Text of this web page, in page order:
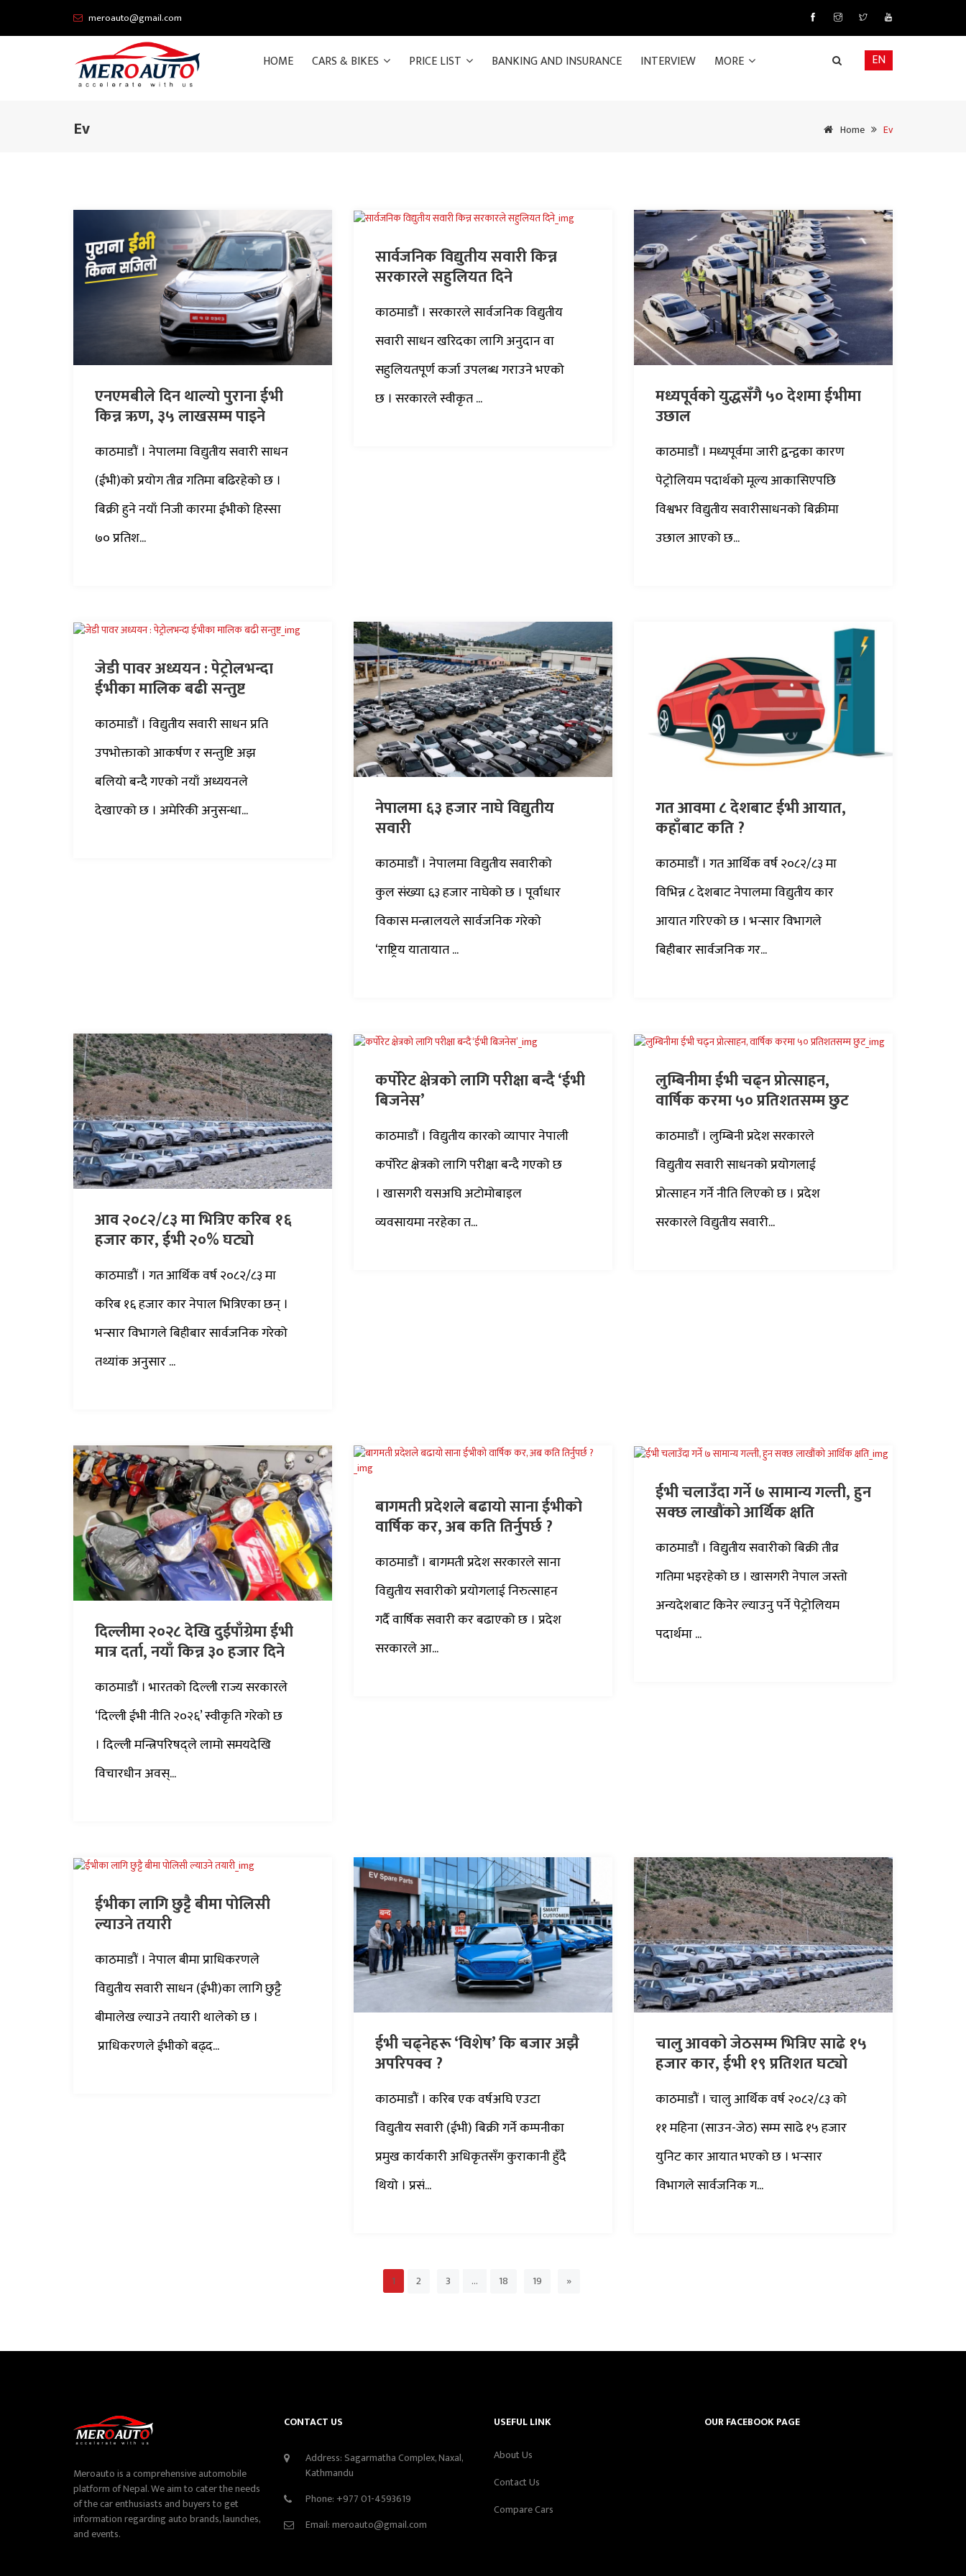
meroauto@gmail.com
HOME CARS & BIKES PRICE LIST BANKING AND INSURANCE INTERVIEW MORE EN
Ev Home Ev
एनएमबीले दिन थाल्यो पुराना ईभी
किन्न ऋण, ३५ लाखसम्म पाइने
काठमाडौं । नेपालमा विद्युतीय सवारी साधन
(ईभी)को प्रयोग तीव्र गतिमा बढिरहेको छ ।
बिक्री हुने नयाँ निजी कारमा ईभीको हिस्सा
७० प्रतिश...
सार्वजनिक विद्युतीय सवारी किन्न
सरकारले सहुलियत दिने
काठमाडौं । सरकारले सार्वजनिक विद्युतीय
सवारी साधन खरिदका लागि अनुदान वा
सहुलियतपूर्ण कर्जा उपलब्ध गराउने भएको
छ । सरकारले स्वीकृत ...
मध्यपूर्वको युद्धसँगै ५० देशमा ईभीमा
उछाल
काठमाडौं । मध्यपूर्वमा जारी द्वन्द्वका कारण
पेट्रोलियम पदार्थको मूल्य आकासिएपछि
विश्वभर विद्युतीय सवारीसाधनको बिक्रीमा
उछाल आएको छ...
जेडी पावर अध्ययन : पेट्रोलभन्दा
ईभीका मालिक बढी सन्तुष्ट
काठमाडौं । विद्युतीय सवारी साधन प्रति
उपभोक्ताको आकर्षण र सन्तुष्टि अझ
बलियो बन्दै गएको नयाँ अध्ययनले
देखाएको छ । अमेरिकी अनुसन्धा...
नेपालमा ६३ हजार नाघे विद्युतीय
सवारी
काठमाडौं । नेपालमा विद्युतीय सवारीको
कुल संख्या ६३ हजार नाघेको छ । पूर्वाधार
विकास मन्त्रालयले सार्वजनिक गरेको
‘राष्ट्रिय यातायात ...
गत आवमा ८ देशबाट ईभी आयात,
कहाँबाट कति ?
काठमाडौं । गत आर्थिक वर्ष २०८२/८३ मा
विभिन्न ८ देशबाट नेपालमा विद्युतीय कार
आयात गरिएको छ । भन्सार विभागले
बिहीबार सार्वजनिक गर...
आव २०८२/८३ मा भित्रिए करिब १६
हजार कार, ईभी २०% घट्यो
काठमाडौं । गत आर्थिक वर्ष २०८२/८३ मा
करिब १६ हजार कार नेपाल भित्रिएका छन् ।
भन्सार विभागले बिहीबार सार्वजनिक गरेको
तथ्यांक अनुसार ...
कर्पोरेट क्षेत्रको लागि परीक्षा बन्दै ‘ईभी
बिजनेस’
काठमाडौं । विद्युतीय कारको व्यापार नेपाली
कर्पोरेट क्षेत्रको लागि परीक्षा बन्दै गएको छ
। खासगरी यसअघि अटोमोबाइल
व्यवसायमा नरहेका त...
लुम्बिनीमा ईभी चढ्न प्रोत्साहन,
वार्षिक करमा ५० प्रतिशतसम्म छुट
काठमाडौं । लुम्बिनी प्रदेश सरकारले
विद्युतीय सवारी साधनको प्रयोगलाई
प्रोत्साहन गर्ने नीति लिएको छ । प्रदेश
सरकारले विद्युतीय सवारी...
दिल्लीमा २०२८ देखि दुईपाँग्रेमा ईभी
मात्र दर्ता, नयाँ किन्न ३० हजार दिने
काठमाडौं । भारतको दिल्ली राज्य सरकारले
‘दिल्ली ईभी नीति २०२६’ स्वीकृति गरेको छ
। दिल्ली मन्त्रिपरिषद्ले लामो समयदेखि
विचारधीन अवस्...
बागमती प्रदेशले बढायो साना ईभीको
वार्षिक कर, अब कति तिर्नुपर्छ ?
काठमाडौं । बागमती प्रदेश सरकारले साना
विद्युतीय सवारीको प्रयोगलाई निरुत्साहन
गर्दै वार्षिक सवारी कर बढाएको छ । प्रदेश
सरकारले आ...
ईभी चलाउँदा गर्ने ७ सामान्य गल्ती, हुन
सक्छ लाखौंको आर्थिक क्षति
काठमाडौं । विद्युतीय सवारीको बिक्री तीव्र
गतिमा भइरहेको छ । खासगरी नेपाल जस्तो
अन्यदेशबाट किनेर ल्याउनु पर्ने पेट्रोलियम
पदार्थमा ...
ईभीका लागि छुट्टै बीमा पोलिसी
ल्याउने तयारी
काठमाडौं । नेपाल बीमा प्राधिकरणले
विद्युतीय सवारी साधन (ईभी)का लागि छुट्टै
बीमालेख ल्याउने तयारी थालेको छ ।
प्राधिकरणले ईभीको बढ्द...
ईभी चढ्नेहरू ‘विशेष’ कि बजार अझै
अपरिपक्व ?
काठमाडौं । करिब एक वर्षअघि एउटा
विद्युतीय सवारी (ईभी) बिक्री गर्ने कम्पनीका
प्रमुख कार्यकारी अधिकृतसँग कुराकानी हुँदै
थियो । प्रसं...
चालु आवको जेठसम्म भित्रिए साढे १५
हजार कार, ईभी १९ प्रतिशत घट्यो
काठमाडौं । चालु आर्थिक वर्ष २०८२/८३ को
११ महिना (साउन-जेठ) सम्म साढे १५ हजार
युनिट कार आयात भएको छ । भन्सार
विभागले सार्वजनिक ग...
1 2 3 … 18 19 »
Meroauto is a comprehensive automobile
platform of Nepal. We aim to cater the needs
of the car enthusiasts and buyers to get
information regarding auto brands, launches,
and events.
CONTACT US
Address: Sagarmatha Complex, Naxal,
Kathmandu
Phone: +977 01-4593619
Email:meroauto@gmail.com
USEFUL LINK
About Us
Contact Us
Compare Cars
OUR FACEBOOK PAGE